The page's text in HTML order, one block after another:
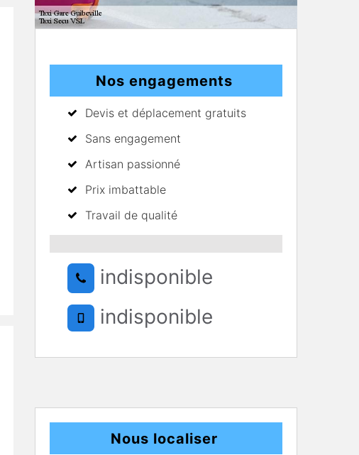
Nos engagements
Devis et déplacement gratuits
Sans engagement
Artisan passionné
Prix imbattable
Travail de qualité
indisponible
indisponible
Nous localiser